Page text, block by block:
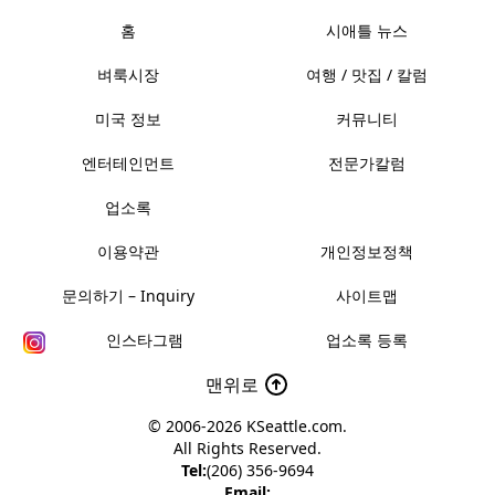
홈 시애틀 뉴스
벼룩시장 여행 / 맛집 / 칼럼
미국 정보 커뮤니티
엔터테인먼트 전문가칼럼
업소록
이용약관 개인정보정책
문의하기 – Inquiry 사이트맵
인스타그램 업소록 등록
맨위로
© 2006-2026 KSeattle.com.
All Rights Reserved.
Tel:(206) 356-9694